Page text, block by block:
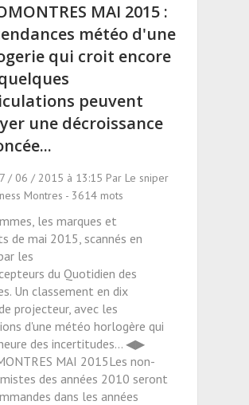
MAI 2015 :
météo d'une
qui croit encore
peuvent
une décroissance
/ 06 / 2015 à 13:15 Par Le sniper
Montres - 3614 mots
les marques et
de mai 2015, scannés en
les
du Quotidien des
Un classement en dix
projecteur, avec les
d'une météo horlogère qui
des incertitudes... ◀▶
MAI 2015Les non-
des années 2010 seront
dans les années